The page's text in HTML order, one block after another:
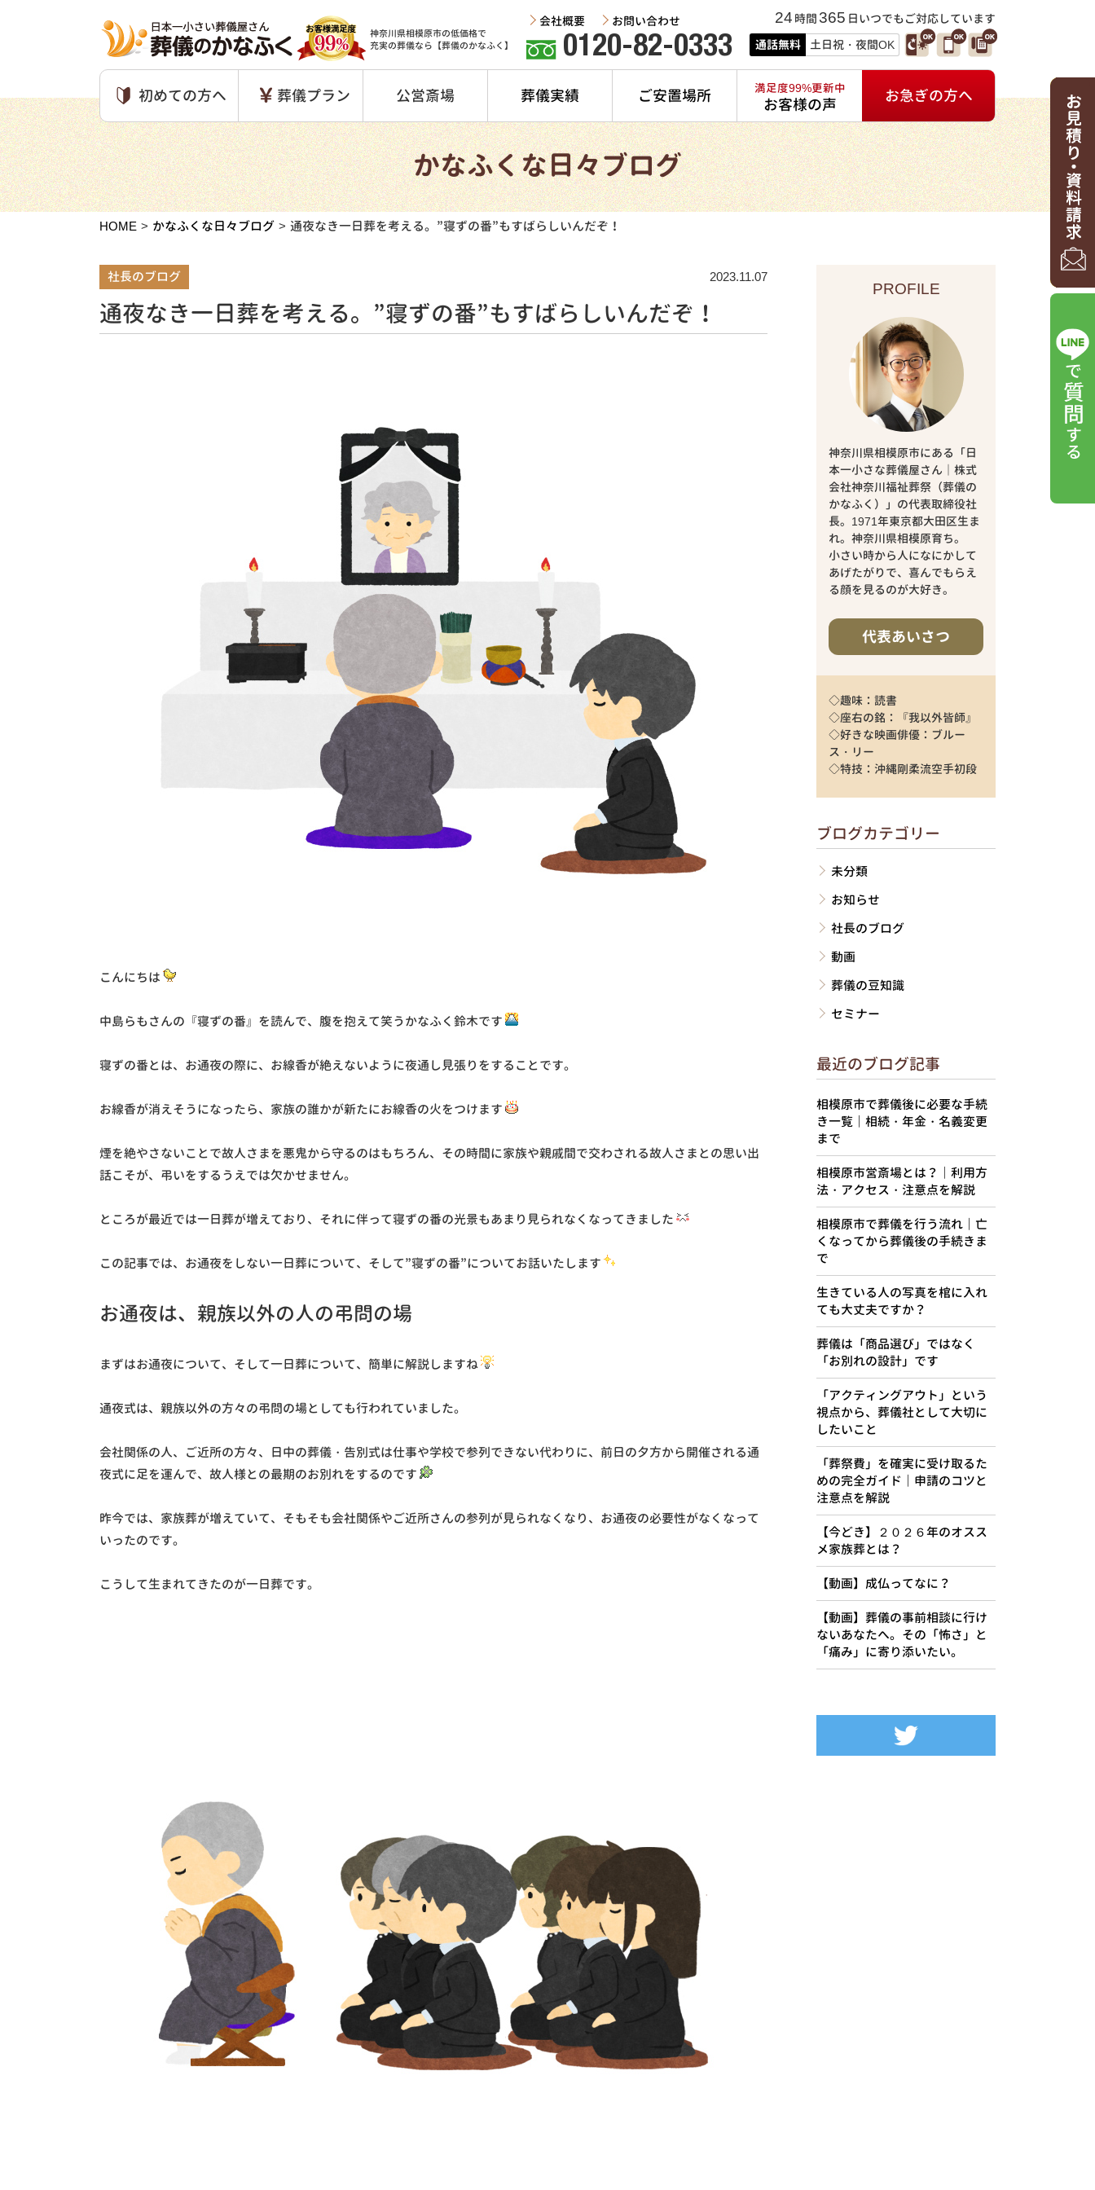
神奈川県相模原市の低価格で
充実の葬儀なら【葬儀のかなふく】
0120-82-0333
24 時間365 日いつでもご対応しています
通話無料 土日祝・夜間OK
会社概要 お問い合わせ
初めての方へ 葬儀プラン 公営斎場 葬儀実績 ご安置場所 満足度99%更新中
お客様の声 お急ぎの方へ
かなふくな日々ブログ
HOME かなふくな日々ブログ 通夜なき一日葬を考える。”寝ずの番”もすばらしいんだぞ！
社長のブログ 2023.11.07
通夜なき一日葬を考える。”寝ずの番”もすばらしいんだぞ！
こんにちは
中島らもさんの『寝ずの番』を読んで、腹を抱えて笑うかなふく鈴木です
寝ずの番とは、お通夜の際に、お線香が絶えないように夜通し見張りをすることです。
お線香が消えそうになったら、家族の誰かが新たにお線香の火をつけます
煙を絶やさないことで故人さまを悪鬼から守るのはもちろん、その時間に家族や親戚間で交わされる故人さまとの思い出
話こそが、弔いをするうえでは欠かせません。
ところが最近では一日葬が増えており、それに伴って寝ずの番の光景もあまり見られなくなってきました
この記事では、お通夜をしない一日葬について、そして”寝ずの番”についてお話いたします
お通夜は、親族以外の人の弔問の場
まずはお通夜について、そして一日葬について、簡単に解説しますね
通夜式は、親族以外の方々の弔問の場としても行われていました。
会社関係の人、ご近所の方々、日中の葬儀・告別式は仕事や学校で参列できない代わりに、前日の夕方から開催される通
夜式に足を運んで、故人様との最期のお別れをするのです
昨今では、家族葬が増えていて、そもそも会社関係やご近所さんの参列が見られなくなり、お通夜の必要性がなくなって
いったのです。
こうして生まれてきたのが一日葬です。
PROFILE
神奈川県相模原市にある「日
本一小さな葬儀屋さん｜株式
会社神奈川福祉葬祭（葬儀の
かなふく）」の代表取締役社
長。1971年東京都大田区生ま
れ。神奈川県相模原育ち。
小さい時から人になにかして
あげたがりで、喜んでもらえ
る顔を見るのが大好き。
代表あいさつ
◇趣味：読書
◇座右の銘：『我以外皆師』
◇好きな映画俳優：ブルー
ス・リー
◇特技：沖縄剛柔流空手初段
ブログカテゴリー
未分類
お知らせ
社長のブログ
動画
葬儀の豆知識
セミナー
最近のブログ記事
相模原市で葬儀後に必要な手続
き一覧｜相続・年金・名義変更
まで
相模原市営斎場とは？｜利用方
法・アクセス・注意点を解説
相模原市で葬儀を行う流れ｜亡
くなってから葬儀後の手続きま
で
生きている人の写真を棺に入れ
ても大丈夫ですか？
葬儀は「商品選び」ではなく
「お別れの設計」です
「アクティングアウト」という
視点から、葬儀社として大切に
したいこと
「葬祭費」を確実に受け取るた
めの完全ガイド｜申請のコツと
注意点を解説
【今どき】２０２６年のオスス
メ家族葬とは？
【動画】成仏ってなに？
【動画】葬儀の事前相談に行け
ないあなたへ。その「怖さ」と
「痛み」に寄り添いたい。